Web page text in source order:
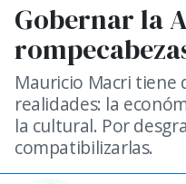
Gobernar la
Mauricio Macri tiene
realidades: la
la cultural. Por
compatibilizarlas.